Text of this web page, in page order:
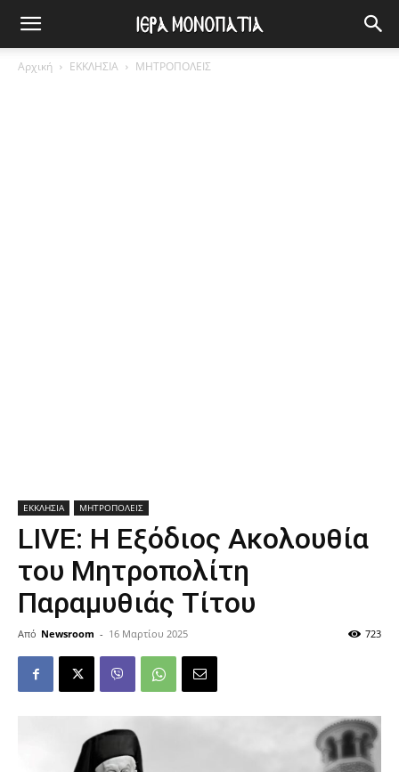
Αρχική ΕΚΚΛΗΣΙΑ ΜΗΤΡΟΠΟΛΕΙΣ
ΕΚΚΛΗΣΙΑ ΜΗΤΡΟΠΟΛΕΙΣ
LIVE: Η Εξόδιος Ακολουθία
του Μητροπολίτη
Παραμυθιάς Τίτου
Από Newsroom - 16 Μαρτίου 2025 723